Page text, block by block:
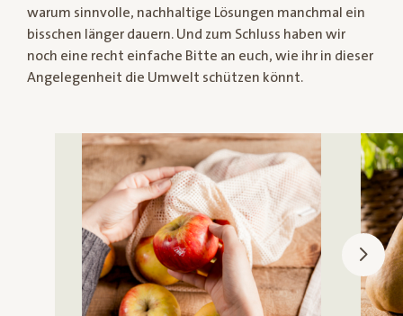
warum sinnvolle, nachhaltige Lösungen manchmal ein
bisschen länger dauern. Und zum Schluss haben wir
noch eine recht einfache Bitte an euch, wie ihr in dieser
Angelegenheit die Umwelt schützen könnt.